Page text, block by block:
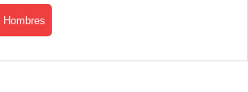
Hombres